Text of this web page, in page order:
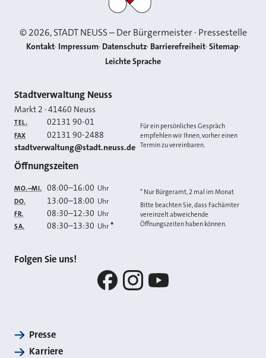
©2026, STADT NEUSS – Der Bürgermeister · Pressestelle
Kontakt Impressum Datenschutz Barrierefreiheit Sitemap
Leichte Sprache
Kontakt
Stadtverwaltung Neuss
Markt 2 ·41460 Neuss
TEL. 02131 90-01
FAX 02131 90-2488
E-MAIL
stadtverwaltung@stadt.neuss.de
Für ein persönliches Gespräch
empfehlen wir Ihnen, vorher einen
Termin zu vereinbaren.
Öffnungszeiten
MO.–MI. 08:00–16:00 Uhr
DO. 13:00–18:00 Uhr
FR. 08:30–12:30 Uhr
SA. 08:30–13:30 Uhr *
* Nur Bürgeramt, 2 mal im Monat
Bitte beachten Sie, dass Fachämter
vereinzelt abweichende
Öffnungszeiten haben können.
Folgen Sie uns!
Presse
Karriere